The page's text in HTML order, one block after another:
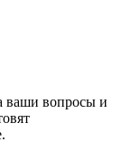
ваши вопросы и